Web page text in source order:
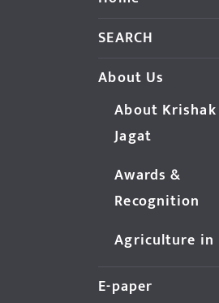
SEARCH
About Us
About Krishak
Jagat
Awards &
Recognition
Agriculture in
E-paper